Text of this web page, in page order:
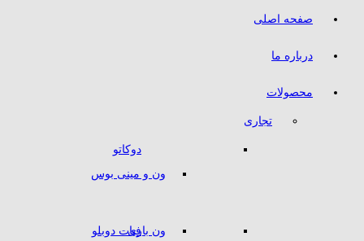
صفحه اصلی
درباره ما
محصولات
تجاری
دوکاتو
ون و مینی بوس
ون باریفیات دوبلو